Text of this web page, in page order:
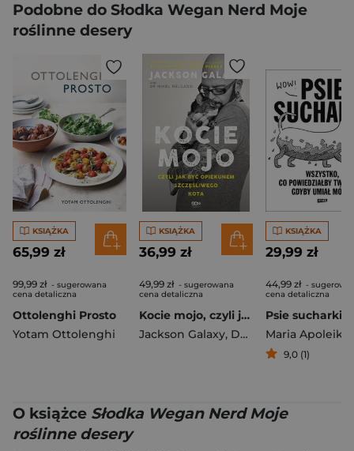
Podobne do Słodka Wegan Nerd Moje
roślinne desery
KSIĄŻKA
65,99 zł
99,99 zł - sugerowana
cena detaliczna
Ottolenghi Prosto
Yotam Ottolenghi
KSIĄŻKA
36,99 zł
49,99 zł - sugerowana
cena detaliczna
Kocie mojo, czyli jak być opiekunem szczęśliwego kota
Jackson Galaxy, Delgado Mikel ,Rock
KSIĄŻKA
29,99 zł
44,99 zł -
cena detaliczna
Maria Apoleika
9,0 (1)
O książce Słodka Wegan Nerd Moje
roślinne desery